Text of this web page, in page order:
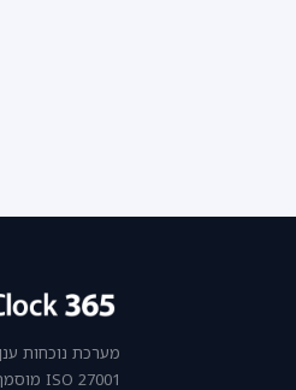
מערכת נוכחות
ISO 27001 מוסמך | 12 שפות | 20+ מדינות